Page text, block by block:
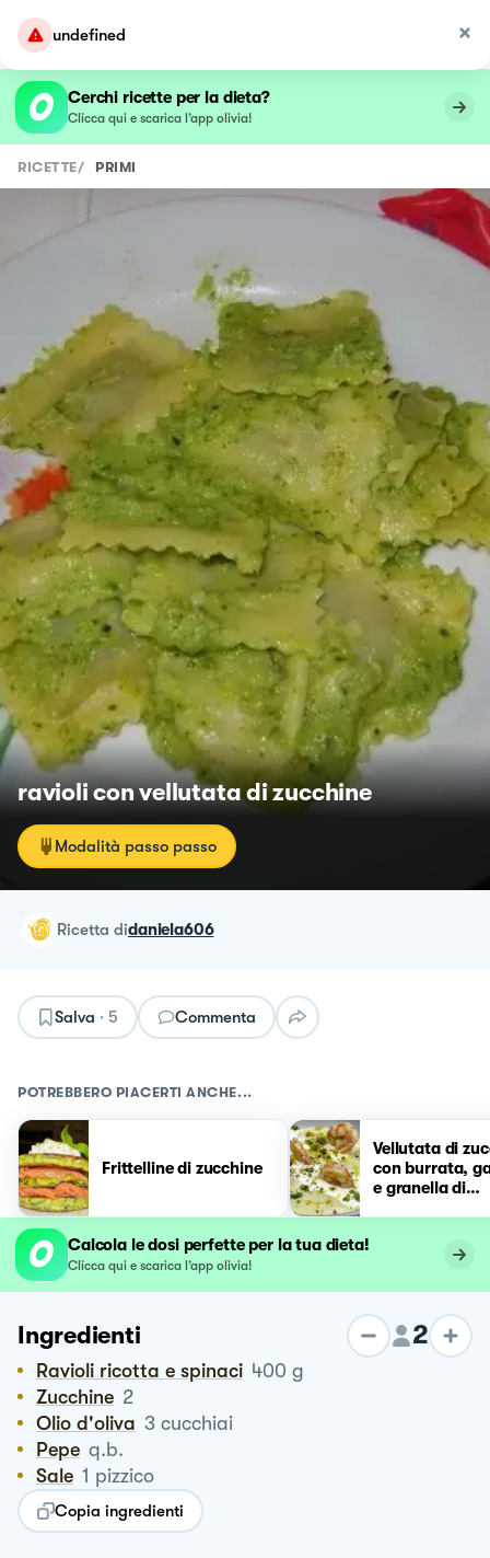
undefined
Cerchi ricette per la dieta?
Clicca qui e scarica l’app olivia!
RICETTE/ PRIMI
ravioli con vellutata di zucchine
Modalità passo passo
ricetta didaniela606
Salva · 5 Commenta
POTREBBERO PIACERTI ANCHE...
Frittelline di zucchine
Vellutata di
con burrata,
e granella di
Calcola le dosi perfette per la tua dieta!
Clicca qui e scarica l’app olivia!
Ingredienti 2
Ravioli ricotta e spinaci 400 g
Zucchine 2
Olio d'oliva 3 cucchiai
Pepe q.b.
Sale 1 pizzico
Copia ingredienti